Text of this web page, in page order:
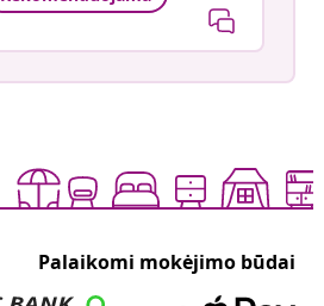
Palaikomi mokėjimo būdai